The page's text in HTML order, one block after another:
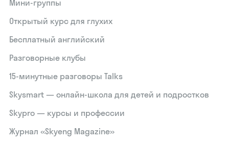
Мини-группы
Открытый курс для глухих
Бесплатный английский
Разговорные клубы
15‑минутные разговоры Talks
Skysmart — онлайн-школа для детей и подростков
Skypro — курсы и профессии
Журнал «Skyeng Magazine»